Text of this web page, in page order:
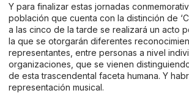
Y para finalizar estas jornadas
población que cuenta con la distinción de
a las cinco de la tarde se realizará un acto
la que se otorgarán diferentes
representantes, entre personas a nivel
organizaciones, que se vienen
de esta trascendental faceta humana. Y
representación musical.